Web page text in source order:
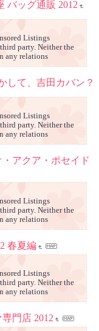
バッグ通販 2012
Listings
party. Neither the
any relations
して、吉田カバン？
Listings
party. Neither the
any relations
アクア・ポセイド
Listings
party. Neither the
any relations
春夏編
Listings
party. Neither the
any relations
門店 2012